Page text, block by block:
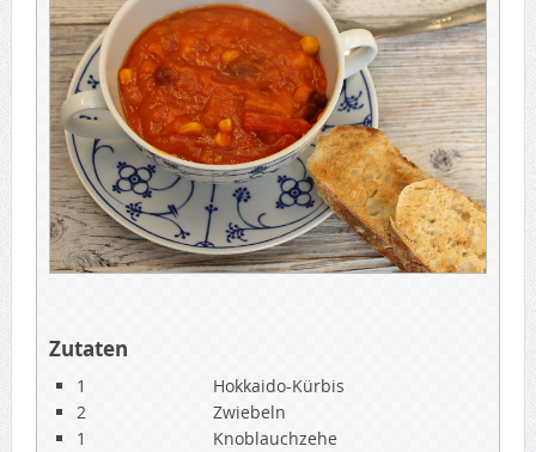
Zutaten
1
Hokkaido-Kürbis
2
Zwiebeln
1
Knoblauchzehe